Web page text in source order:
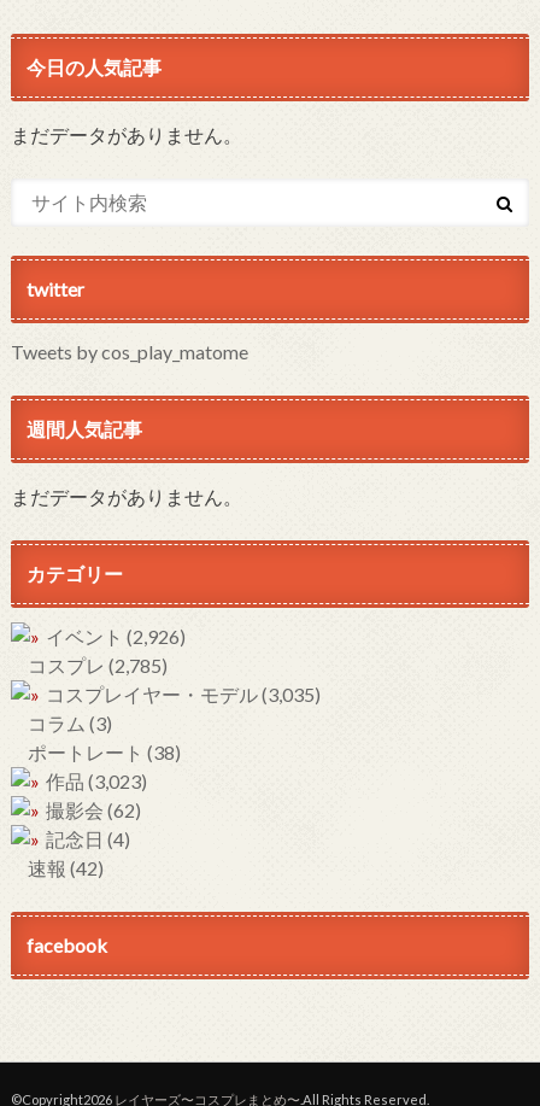
今日の人気記事
まだデータがありません。
twitter
Tweets by cos_play_matome
週間人気記事
まだデータがありません。
カテゴリー
イベント (2,926)
コスプレ (2,785)
コスプレイヤー・モデル(3,035)
コラム (3)
ポートレート (38)
作品 (3,023)
撮影会 (62)
記念日 (4)
速報 (42)
facebook
©Copyright2026 レイヤーズ〜コスプレまとめ〜.All Rights Reserved.